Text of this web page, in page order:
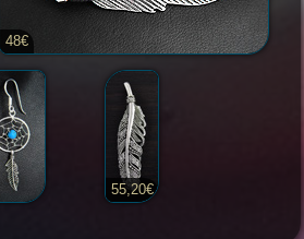
48€
55,20€